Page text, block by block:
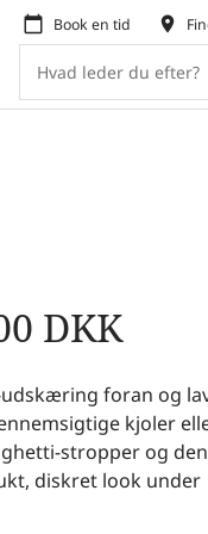
calendar_today Book en tid place
DKK
foran og
kjoler
stropper og den
diskret look under